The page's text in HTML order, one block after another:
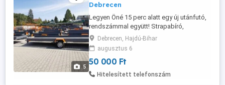
5
Debrecen
Legyen Öné 15 perc alatt egy új utánfutó,
rendszámmal együtt! Strapabíró,
hegesztett, laprugós, magyar gyártmány
az erő és tartósság garanciájával! Ne
elégedjen meg a vékony, horganyzott
lemezből előre gyártott utánfutókkal,
válasszon minőséget és
Debrecen, Hajdú-Bihar
augusztus 6
50 000 Ft
Hitelesített telefonszám